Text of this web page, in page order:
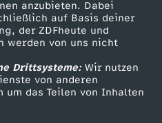
anzubieten. Dabei
auf Basis deiner
der ZDFheute und
werden von uns nicht
Drittsysteme:Wir nutzen
von anderen
um das Teilen von Inhalten